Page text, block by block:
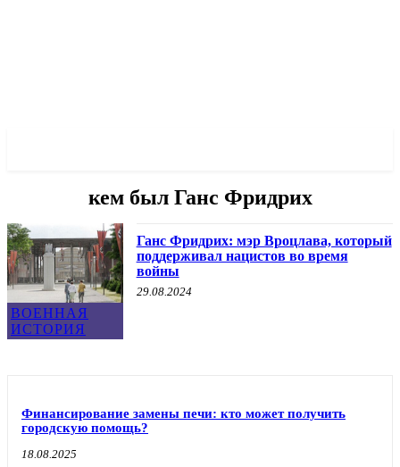
кем был Ганс Фридрих
ВОЕННАЯ
ИСТОРИЯ
Ганс Фридрих: мэр Вроцлава, который
поддерживал нацистов во время
войны
29.08.2024
Финансирование замены печи: кто может получить
городскую помощь?
18.08.2025